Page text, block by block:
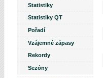
Statistiky
Statistiky QT
Pořadí
Vzájemné zápasy
Rekordy
Sezóny